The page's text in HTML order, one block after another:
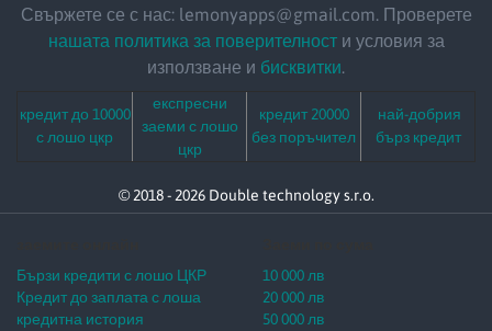
Свържете се с нас: lemonyapps@gmail.com. Проверете
нашата политика за поверителности условия за
използване и бисквитки.
кредит до 10000
с лошо цкр
експресни
заеми с лошо
цкр
кредит 20000
без поръчител
най-добрия
бърз кредит
© 2018 - 2026 Double technology s.r.o.
Бързи кредити с лошо ЦКР
Кредит до заплата с лоша
кредитна история
10 000 лв
20 000 лв
50 000 лв